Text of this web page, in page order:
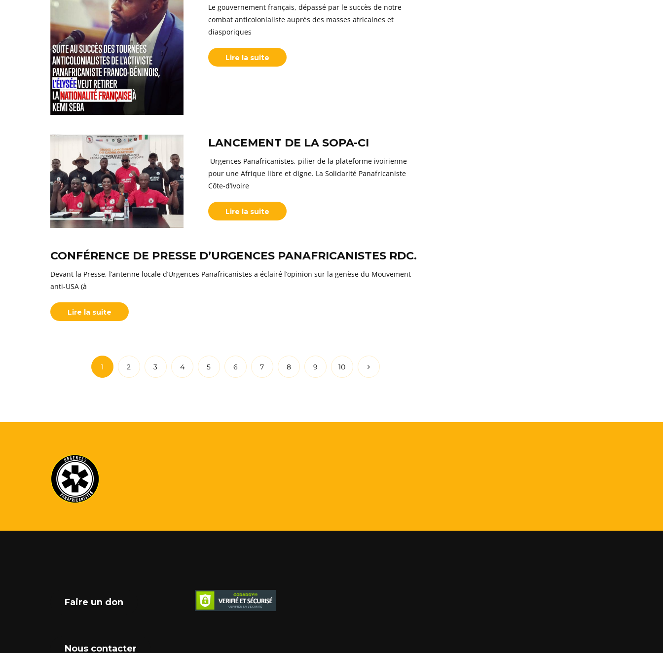
Le gouvernement français, dépassé par le succès de notre
combat anticolonialiste auprès des masses africaines et
diasporiques
Lire la suite
LANCEMENT DE LA SOPA-CI
Urgences Panafricanistes, pilier de la plateforme ivoirienne
pour une Afrique libre et digne. La Solidarité Panafricaniste
Côte-d’Ivoire
Lire la suite
CONFÉRENCE DE PRESSE D’URGENCES PANAFRICANISTES RDC.
Devant la Presse, l’antenne locale d’Urgences Panafricanistes a éclairé l’opinion sur la genèse du Mouvement
anti-USA (à
Lire la suite
1 2 3 4 5 6 7 8 9 10
Faire un don
Nous contacter